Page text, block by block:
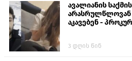
ავალიანის
არასრულწლოვან
აკავებენ -
3 დღის წინ